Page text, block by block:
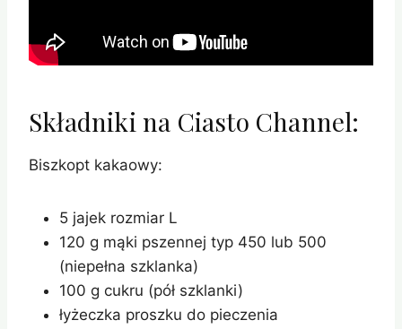
Składniki na Ciasto Channel:
Biszkopt kakaowy:
5 jajek rozmiar L
120 g mąki pszennej typ 450 lub 500
(niepełna szklanka)
100 g cukru (pół szklanki)
łyżeczka proszku do pieczenia